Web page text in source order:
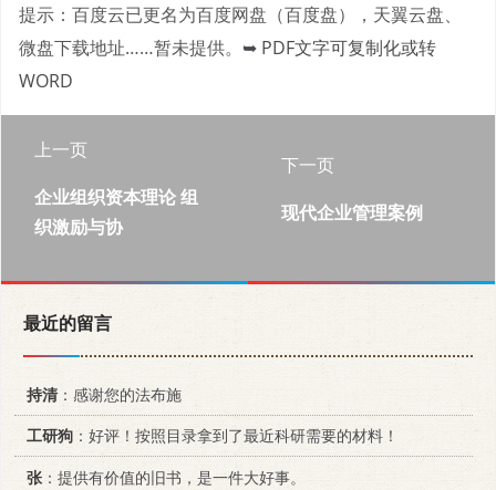
提示：百度云已更名为百度网盘（百度盘），天翼云盘、
微盘下载地址……暂未提供。 ➥ PDF文字可复制化或转
WORD
上一页
企业组织资本理论 组
织激励与协
下一页
现代企业管理案例
最近的留言
持清：感谢您的法布施
工研狗 ：好评！按照目录拿到了最近科研需要的材料！
张：提供有价值的旧书，是一件大好事。